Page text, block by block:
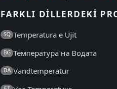
FARKLI DILLERDEKI
SQ Temperatura e Ujit
BG Температура на Водата
DA Vandtemperatur